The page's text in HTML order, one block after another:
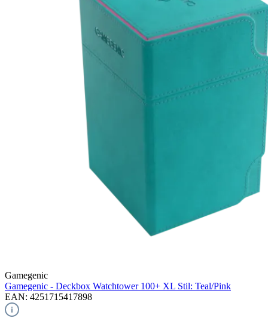
Gamegenic
Gamegenic - Deckbox Watchtower 100+ XL Stil: Teal/Pink
EAN: 4251715417898